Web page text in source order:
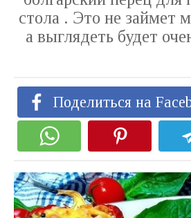
стола . Это не займет
а выглядеть будет
Поделиться на